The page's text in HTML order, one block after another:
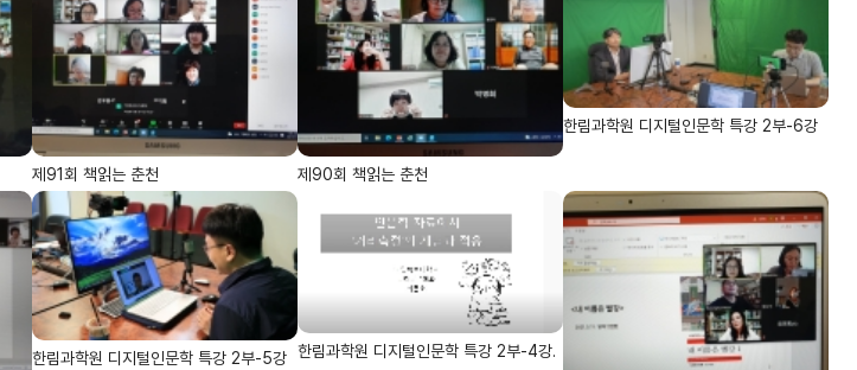
제91회 책읽는 춘천 제90회 책읽는 춘천
한림과학원 디지털인문학 특강 2부-6강
한림과학원 디지털인문학 특강 2부-5강 한림과학원 디지털인문학 특강 2부-4강.